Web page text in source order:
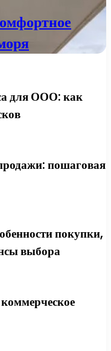
для ООО: как
пошаговая
покупки,
выбора